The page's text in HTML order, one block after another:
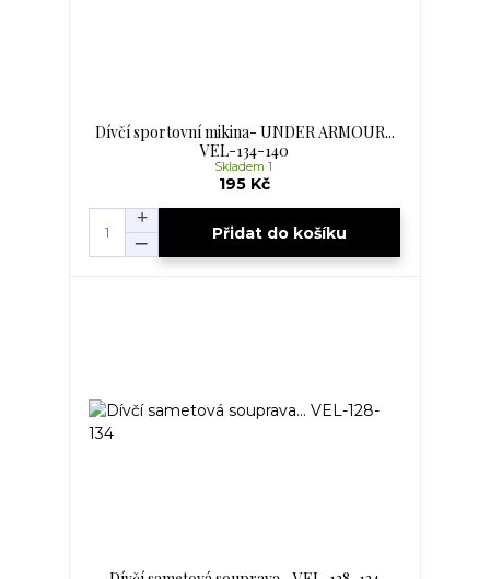
Dívčí sportovní mikina- UNDER ARMOUR...
VEL-134-140
195 Kč
Skladem 1
Přidat do košíku